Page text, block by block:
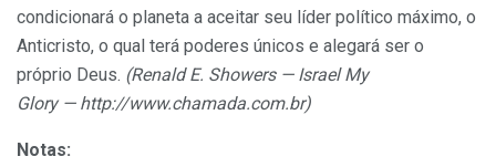
condicionará o planeta a aceitar seu líder político máximo, o
Anticristo, o qual terá poderes únicos e alegará ser o
próprio Deus. (Renald E. Showers — Israel My
Glory— http://www.chamada.com.br)
Notas: